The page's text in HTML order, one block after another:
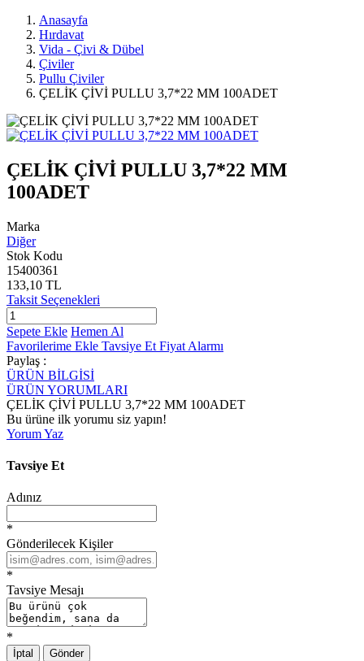
Anasayfa
Hırdavat
Vida - Çivi & Dübel
Çiviler
Pullu Çiviler
ÇELİK ÇİVİ PULLU 3,7*22 MM 100ADET
ÇELİK ÇİVİ PULLU 3,7*22 MM
100ADET
Marka
Diğer
Stok Kodu
15400361
133,10 TL
Taksit Seçenekleri
Sepete Ekle Hemen Al
Favorilerime Ekle Tavsiye Et Fiyat Alarmı
Paylaş :
ÜRÜN BİLGİSİ
ÜRÜN YORUMLARI
ÇELİK ÇİVİ PULLU 3,7*22 MM 100ADET
Bu ürüne ilk yorumu siz yapın!
Yorum Yaz
Tavsiye Et
Adınız
*
Gönderilecek Kişiler
*
Tavsiye Mesajı
*
İptal Gönder